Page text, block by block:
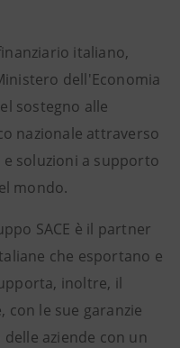
italiano,
dell'Economia
sostegno alle
nazionale attraverso
soluzioni a supporto
mondo.
SACE è il partner
che esportano e
inoltre, il
con le sue garanzie
aziende con un